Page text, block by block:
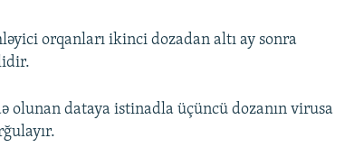
orqanları ikinci dozadan altı ay sonra
olunan dataya istinadla üçüncü dozanın virusa